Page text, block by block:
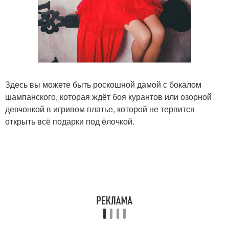
Здесь вы можете быть роскошной дамой с бокалом
шампанского, которая ждёт боя курантов или озорной
девчонкой в игривом платье, которой не терпится
открыть всё подарки под ёлочкой.